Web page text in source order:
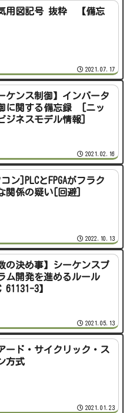
用図記号 抜粋 【備忘
2021.07.17
ケンス制御】インバータ
に関する備忘録 [ニッ
ジネスモデル情報]
2021.02.16
コン]PLCとFPGAがフラク
関係の疑い[回避]
2022.10.13
の決め事】シーケンスプ
ム開発を進めるルール
61131-3】
2021.05.13
ード・サイクリック・ス
方式
2021.01.23